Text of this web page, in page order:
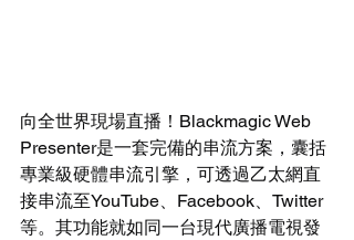
向全世界現場直播！Blackmagic Web
Presenter是一套完備的串流方案，囊括
專業級硬體串流引擎，可透過乙太網直
接串流至YouTube、Facebook、Twitter
等。其功能就如同一台現代廣播電視發